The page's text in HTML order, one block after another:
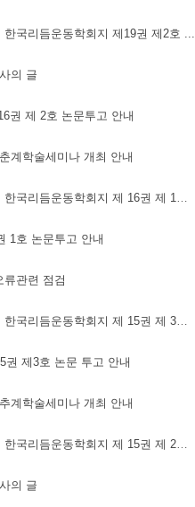
국리듬운동학회지 제19권 제2호 ...
의 글
권 제 2호 논문투고 안내
계학술세미나 개최 안내
[논문투고기간 연장안내] 한국리듬운동학회지 제 16권 제 1호 논문투고
1호 논문투고 안내
관련 점검
[논문투고기간 연장안내] 한국리듬운동학회지 제 15권 제 3호 논문투고
권 제3호 논문 투고 안내
계학술세미나 개최 안내
[논문투고기간 연장안내] 한국리듬운동학회지 제 15권 제 2호 논문투고
의 글